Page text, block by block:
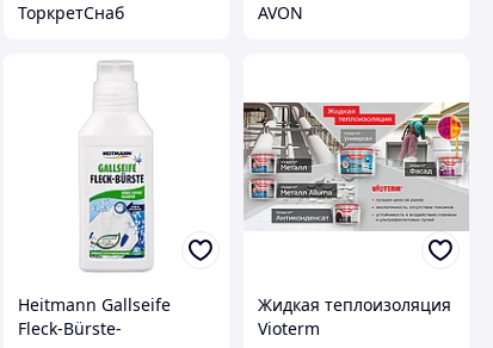
ТоркретСнаб AVON
Heitmann Gallseife
Fleck-Bürste-
Жидкая теплоизоляция
Vioterm